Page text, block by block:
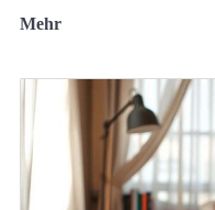
Mehr